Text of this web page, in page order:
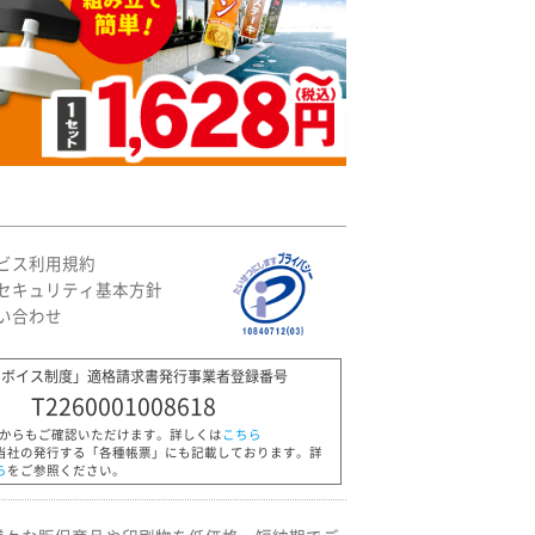
ス利用規約
キュリティ基本方針
合わせ
イス制度」適格請求書発行事業者登録番号
T2260001008618
らもご確認いただけます。詳しくは こちら
の発行する「各種帳票」にも記載しております。詳
をご参照ください。